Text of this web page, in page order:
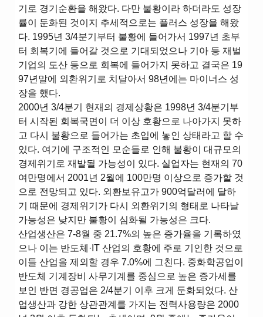
기로 경기순환을 해왔다. 다만 불황이라 하더라도 성장
률이 둔화된 것이지 추세적으로는 플러스 성장을 해왔
다. 1995년 3/4분기부터 불황에 들어가서 1997년 초부
터 회복기에 들어갈 것으로 기대되었으나 기아 등 재벌
기업의 도산 등으로 회복에 들어가지 못하고 결국은 19
97년말에 외환위기로 치달아서 98년에는 마이너스 성
장을 했다.
2000년 3/4분기 현재의 경제상황은 1998년 3/4분기부
터 시작된 회복국면이 더 이상 호황으로 나아가지 못하
고 다시 불황으로 들어가는 초입에 놓인 상태라고 할 수
있다. 여기에 구조적인 모순들로 인해 불황이 대규모의
경제위기로 재발될 가능성이 있다. 실업자는 현재의 70
여만명에서 2001년 2월에 100만명 이상으로 증가할 것
으로 전망되고 있다. 외환보유고가 900억달러에 달하
기 때문에 경제위기가 다시 외환위기의 형태로 나타날
가능성은 낮지만 불황이 심화될 가능성은 크다.
산업생산은 7-8월 중 21.7%의 높은 증가율을 기록하였
으나 이는 반도체·IT 산업의 호황에 주로 기인한 것으로
이들 산업을 제외할 경우 7.0%에 그친다. 중화학공업이
반도체 기계장비 사무기계를 중심으로 높은 증가세를
보인 반면 경공업은 2/4분기 이후 크게 둔화되었다. 산
업생산과 강한 상관관계를 가지는 전력사용량은 2000